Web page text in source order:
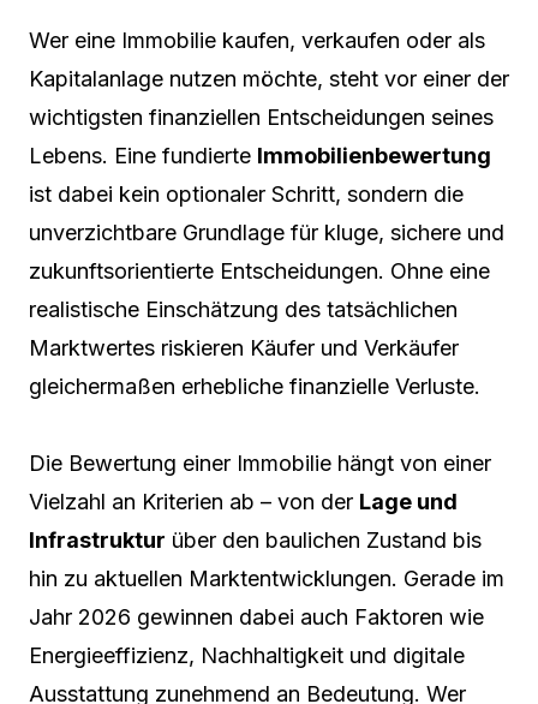
Wer eine Immobilie kaufen, verkaufen oder als
Kapitalanlage nutzen möchte, steht vor einer der
wichtigsten finanziellen Entscheidungen seines
Lebens. Eine fundierte Immobilienbewertung
ist dabei kein optionaler Schritt, sondern die
unverzichtbare Grundlage für kluge, sichere und
zukunftsorientierte Entscheidungen. Ohne eine
realistische Einschätzung des tatsächlichen
Marktwertes riskieren Käufer und Verkäufer
gleichermaßen erhebliche finanzielle Verluste.
Die Bewertung einer Immobilie hängt von einer
Vielzahl an Kriterien ab – von der Lage und
Infrastruktur über den baulichen Zustand bis
hin zu aktuellen Marktentwicklungen. Gerade im
Jahr 2026 gewinnen dabei auch Faktoren wie
Energieeffizienz, Nachhaltigkeit und digitale
Ausstattung zunehmend an Bedeutung. Wer